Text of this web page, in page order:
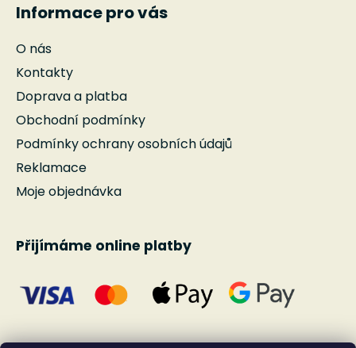
Informace pro vás
O nás
Kontakty
Doprava a platba
Obchodní podmínky
Podmínky ochrany osobních údajů
Reklamace
Moje objednávka
Přijímáme online platby